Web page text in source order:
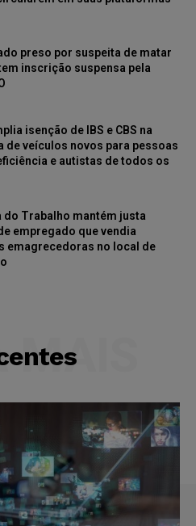
preso por suspeita de matar
inscrição suspensa pela
isenção de IBS e CBS na
de veículos novos para pessoas
e autistas de todos os
do Trabalho mantém justa
empregado que vendia
emagrecedoras no local de
MAIS